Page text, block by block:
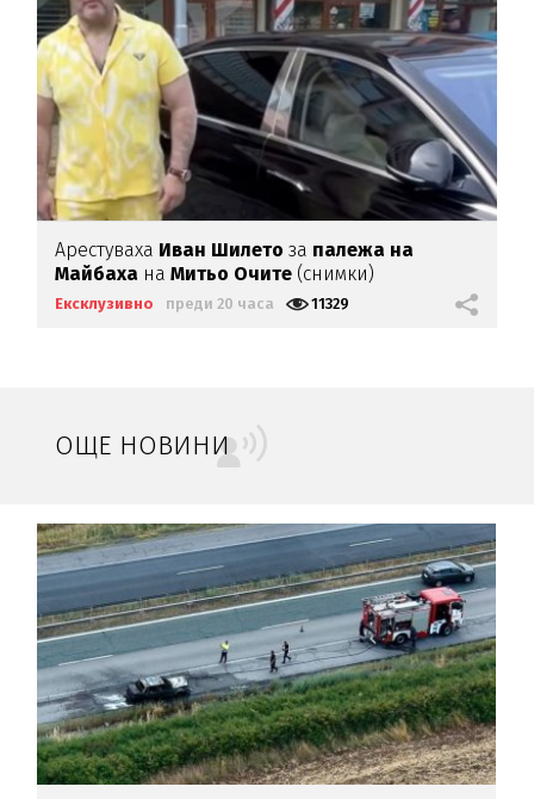
Арестуваха Иван Шилетоза палежа на
Майбаха наМитьо Очите (снимки)
Ексклузивно преди 20 часа 11329
ОЩЕ НОВИНИ